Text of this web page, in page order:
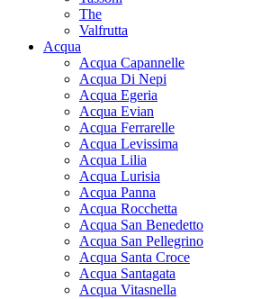
The
Valfrutta
Acqua
Acqua Capannelle
Acqua Di Nepi
Acqua Egeria
Acqua Evian
Acqua Ferrarelle
Acqua Levissima
Acqua Lilia
Acqua Lurisia
Acqua Panna
Acqua Rocchetta
Acqua San Benedetto
Acqua San Pellegrino
Acqua Santa Croce
Acqua Santagata
Acqua Vitasnella